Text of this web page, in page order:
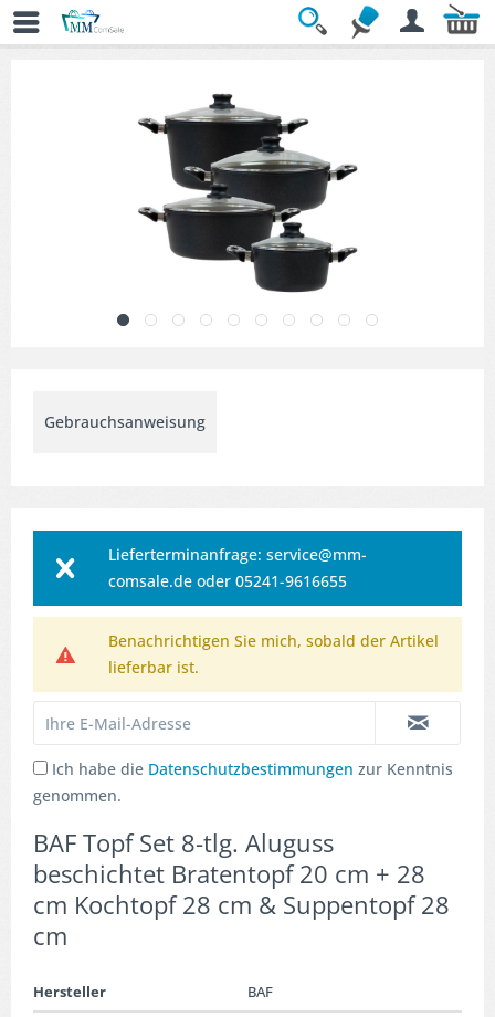
Übersicht
Gebrauchsanweisung
Lieferterminanfrage: service@mm-
comsale.de oder 05241-9616655
Benachrichtigen Sie mich, sobald der Artikel
lieferbar ist.
Ich habe die Datenschutzbestimmungen zur Kenntnis
genommen.
BAF Topf Set 8-tlg. Aluguss
beschichtet Bratentopf 20 cm + 28
cm Kochtopf 28 cm & Suppentopf 28
cm
Hersteller
BAF